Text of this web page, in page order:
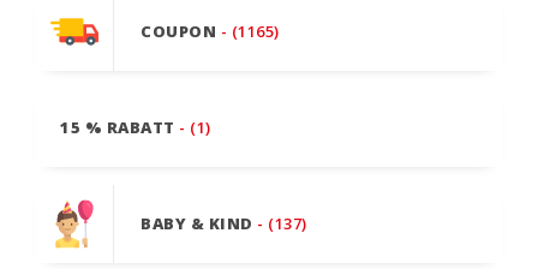
COUPON - (1165)
15 % RABATT - (1)
BABY & KIND - (137)